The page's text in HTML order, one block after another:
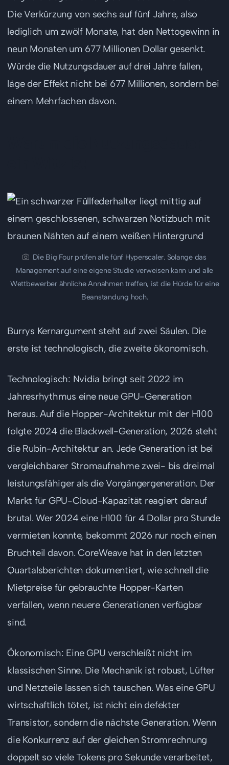
Die Verkürzung von sechs auf fünf Jahre, also
lediglich um zwölf Monate, hat den Nettogewinn in
neun Monaten um 677 Millionen Dollar gesenkt.
Würde die Nutzungsdauer auf drei Jahre fallen,
läge der Effekt nicht bei 677 Millionen, sondern bei
einem Mehrfachen davon.
Die Big Four prüfen alle fünf Hyperscaler. Solange das
Management auf eine eigene Studie verweisen kann und alle
Wettbewerber ähnliche Annahmen treffen, ist die Hürde für eine
Beanstandung hoch.
Burrys Kernargument steht auf zwei Säulen. Die
erste ist technologisch, die zweite ökonomisch.
Technologisch: Nvidia bringt seit 2022 im
Jahresrhythmus eine neue GPU-Generation
heraus. Auf die Hopper-Architektur mit der H100
folgte 2024 die Blackwell-Generation, 2026 steht
die Rubin-Architektur an. Jede Generation ist bei
vergleichbarer Stromaufnahme zwei- bis dreimal
leistungsfähiger als die Vorgängergeneration. Der
Markt für GPU-Cloud-Kapazität reagiert darauf
brutal. Wer 2024 eine H100 für 4 Dollar pro Stunde
vermieten konnte, bekommt 2026 nur noch einen
Bruchteil davon. CoreWeave hat in den letzten
Quartalsberichten dokumentiert, wie schnell die
Mietpreise für gebrauchte Hopper-Karten
verfallen, wenn neuere Generationen verfügbar
sind.
Ökonomisch: Eine GPU verschleißt nicht im
klassischen Sinne. Die Mechanik ist robust, Lüfter
und Netzteile lassen sich tauschen. Was eine GPU
wirtschaftlich tötet, ist nicht ein defekter
Transistor, sondern die nächste Generation. Wenn
die Konkurrenz auf der gleichen Stromrechnung
doppelt so viele Tokens pro Sekunde verarbeitet,